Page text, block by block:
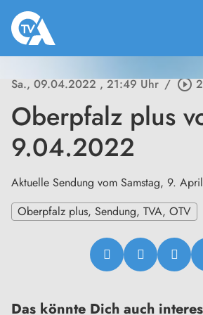
Sa., 09.04.2022, 21:49 Uhr / play_circle_outline
Oberpfalz plus
9.04.2022
Aktuelle Sendung vom Samstag, 9.
Oberpfalz plus, Sendung, TVA, OTV
Das könnte Dich auch